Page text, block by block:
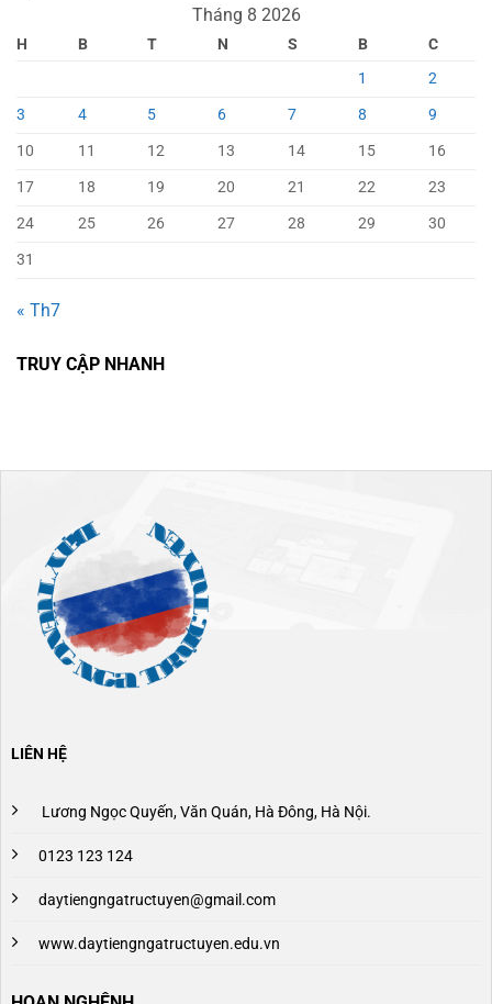
Tháng 8 2026
H B T N S B
C
1
2
3
4 5 6 7 8
9
10
11 12 13 14 15
16
17
18 19 20 21 22
23
24
25 26 27 28 29
30
31
« Th7
TRUY CẬP NHANH
LIÊN HỆ
Lương Ngọc Quyến, Văn Quán, Hà Đông, Hà Nội.
0123 123 124
daytiengngatructuyen@gmail.com
www.daytiengngatructuyen.edu.vn